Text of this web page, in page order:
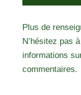
Plus de
N’hésitez pas
informations
commentaires.